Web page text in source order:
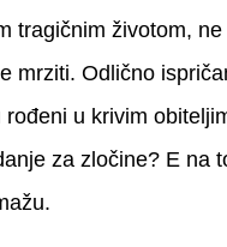
tragičnim životom,
mrziti. Odlično
u krivim
za zločine? E na